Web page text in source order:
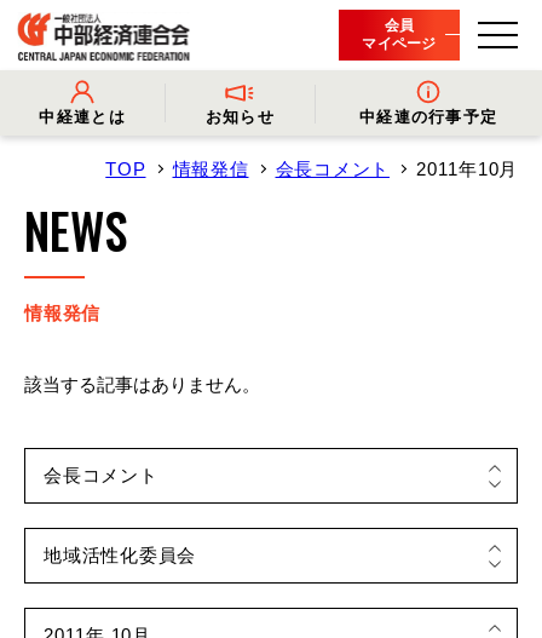
会員
マイページ
中経連とは
- 中経連とは - 会長挨拶
- 役員名簿
- 会員一覧
お知らせ
- プレスリリース
- 会長コメント
- イベント・セミナー
中経連の行事予定
TOP 情報発信 会長コメント 2011年10月
NEWS
情報発信
該当する記事はありません。